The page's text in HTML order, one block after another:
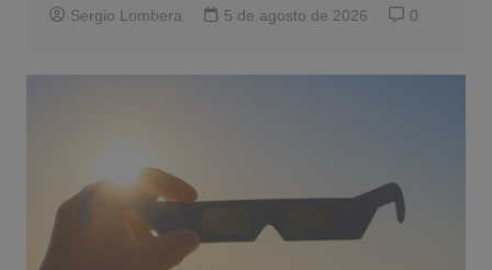
Sergio Lombera 5 de agosto de 2026 0